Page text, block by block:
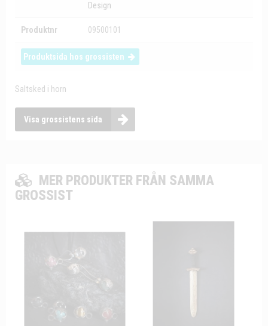
Design
Produktnr 09500101
Produktsida hos grossisten
Saltsked i horn
Visa grossistens sida
MER PRODUKTER FRÅN SAMMA
GROSSIST